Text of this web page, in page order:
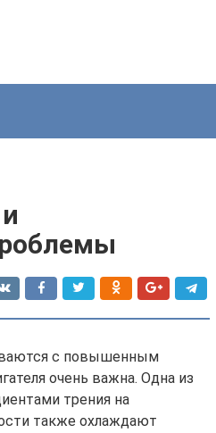
с повышенным
очень важна. Одна из
трения на
также охлаждают